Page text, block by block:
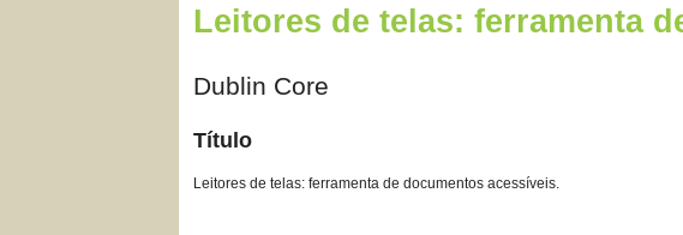
Leitores de telas: ferramenta
Dublin Core
Título
Leitores de telas: ferramenta de documentos acessíveis.